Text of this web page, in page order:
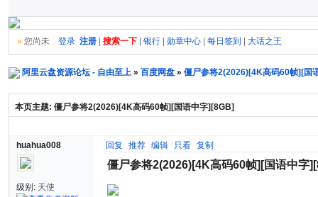
»您尚未 登录 注册| 搜索一下| 银行| 勋章中心| 每日签到 大话之王
阿里云盘资源论坛 - 自由至上 » 百度网盘 » 僵尸参将2(2026)[4K高码60帧][国
本页主题: 僵尸参将2(2026)[4K高码60帧][国语中字][8GB]
huahua008
级别: 天使
回复 推荐 编辑 只看 复制
僵尸参将2(2026)[4K高码60帧][国语中字